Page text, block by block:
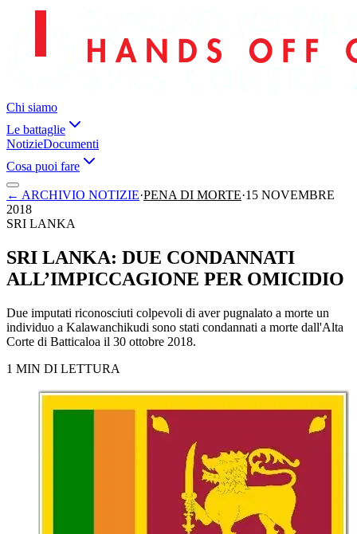
Chi siamo
Le battaglie
NotizieDocumenti
Cosa puoi fare
← ARCHIVIO NOTIZIE·PENA DI MORTE·15 NOVEMBRE
2018
SRI LANKA
SRI LANKA: DUE CONDANNATI
ALL’IMPICCAGIONE PER OMICIDIO
Due imputati riconosciuti colpevoli di aver pugnalato a morte un
individuo a Kalawanchikudi sono stati condannati a morte dall'Alta
Corte di Batticaloa il 30 ottobre 2018.
1 MIN DI LETTURA